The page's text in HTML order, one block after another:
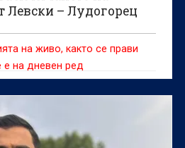
Левски – Лудогорец
на живо, както се прави
е на дневен ред